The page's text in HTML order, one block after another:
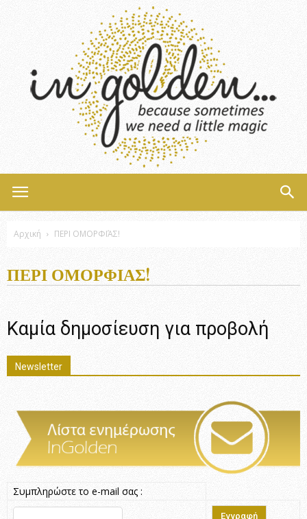
Αρχική ΠΕΡΙ ΟΜΟΡΦΙΆΣ!
ΠΕΡΙ ΟΜΟΡΦΙΆΣ!
Καμία δημοσίευση για προβολή
Newsletter
Συμπληρώστε το e-mail σας :